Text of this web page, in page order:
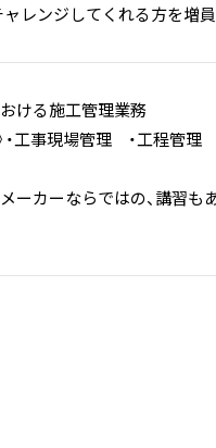
ャレンジしてくれる方を増員
ける施工管理業務
・工事現場管理 ・工程管
ーカーならではの、講習